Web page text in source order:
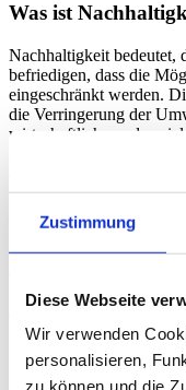
Zustimmung
Diese Webseite
Wir verwenden
personalisieren,
zu können und die
Was ist
Nachhaltigkeit bedeutet,
befriedigen, dass die
eingeschränkt werden.
die Verringerung der
wirtschaftliche und
zu erreichen, müssen
die Verringerung des
Kreislaufwirtschaft.
Energieeffizienz und die
Durch die Kontrolle des
nachhaltigen Zukunft
Lösungen helfen